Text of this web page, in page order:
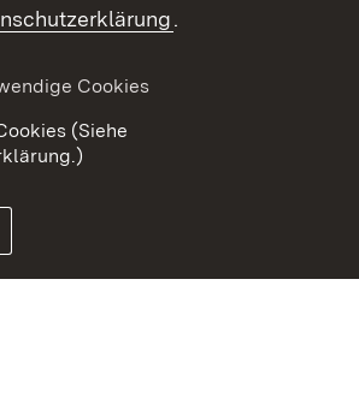
Erklärung zur
.
Cookies
(Siehe